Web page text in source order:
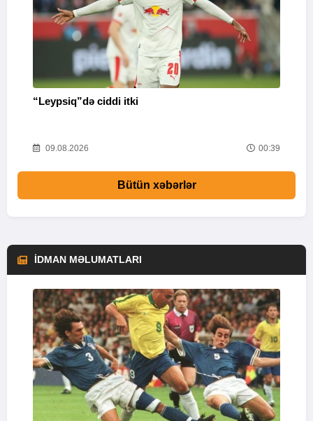
“Leypsiq”də ciddi itki
09.08.2026 00:39
Bütün xəbərlər
İDMAN MƏLUMATLARI